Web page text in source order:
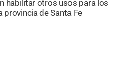
habilitar otros usos para los
de Santa Fe